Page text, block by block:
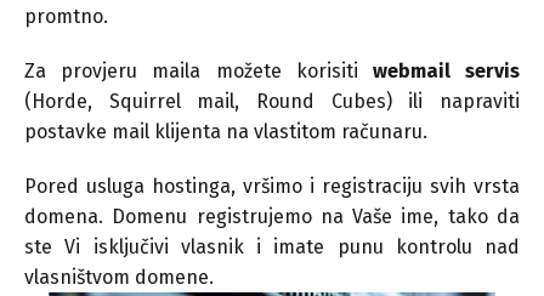
promtno.
Za provjeru maila možete korisiti webmail servis
(Horde, Squirrel mail, Round Cubes) ili napraviti
postavke mail klijenta na vlastitom računaru.
Pored usluga hostinga, vršimo i registraciju svih vrsta
domena. Domenu registrujemo na Vaše ime, tako da
ste Vi isključivi vlasnik i imate punu kontrolu nad
vlasništvom domene.